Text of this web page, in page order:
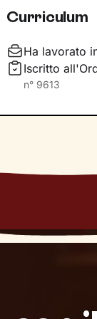
potrebbero
Infine
ciò che senti e
prefiggi.
Curriculum
Ha lavorato
Iscritto
n° 9613